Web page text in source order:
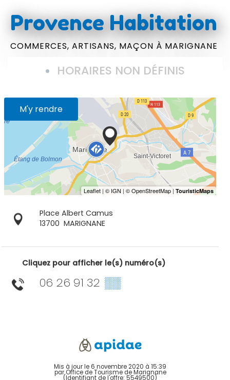
Provence Habitation
COMMERCES, ARTISANS, MAÇON À MARIGNANE
HORAIRES NON DÉFINIS
M'y rendre
Place Albert Camus
13700 MARIGNANE
Cliquez pour afficher le(s) numéro(s)
06 26 91 32 ▒▒
Mis à jour le 6 novembre 2020 à 15:39
par Office de Tourisme de Marignane
(Identifiant de l'offre: 5549500)